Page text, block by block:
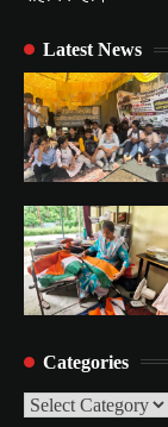
Latest News
Categories
Categories